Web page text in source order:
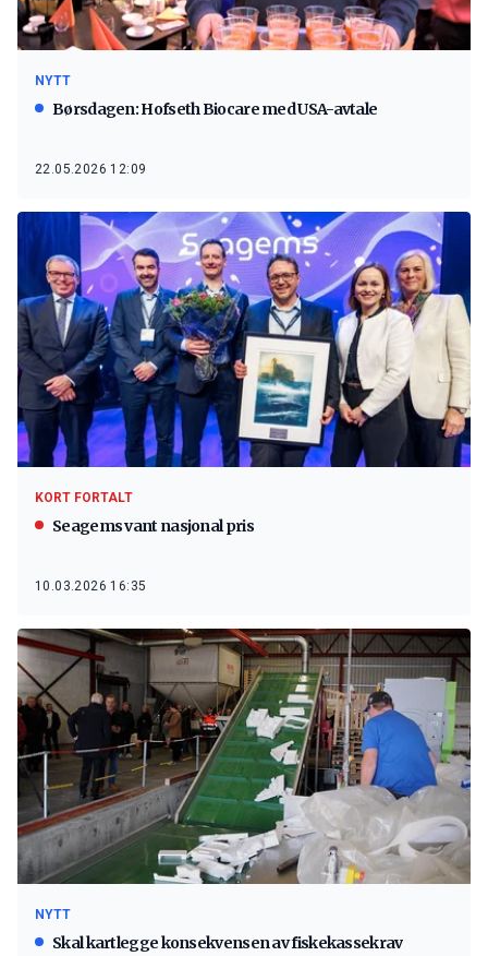
NYTT
Børsdagen: Hofseth Biocare med USA-avtale
22.05.2026 12:09
KORT FORTALT
Seagems vant nasjonal pris
10.03.2026 16:35
NYTT
Skal kartlegge konsekvensen av fiskekassekrav